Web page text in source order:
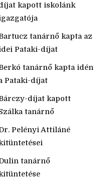
kapott iskolánk
tanárnő kapta az
Pataki-díjat
tanárnő kapta idén
Pataki-díjat
díjat kapott
tanárnő
Pelényi Attiláné
tanárnő